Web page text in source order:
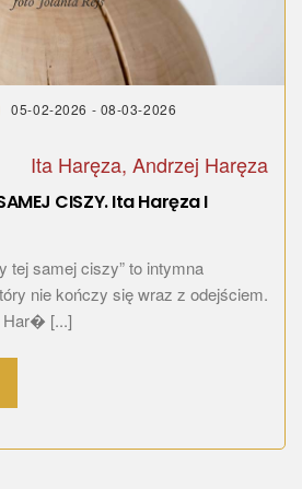
05-02-2026 - 08-03-2026
Ita Haręza, Andrzej Haręza
CISZY. Ita Haręza I
tej samej ciszy” to intymna
nie kończy się wraz z odejściem.
Har� [...]